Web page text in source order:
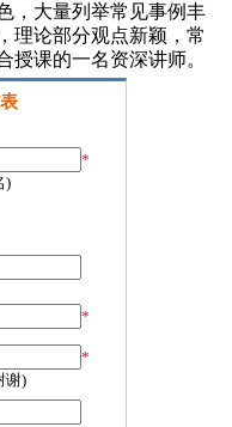
，大量列举常见事例丰
理论部分观点新颖，常
授课的一名资深讲师。
*
)
*
*
谢)